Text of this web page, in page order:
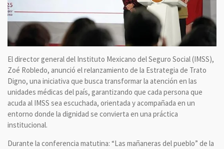
El director general del Instituto Mexicano del Seguro Social (IMSS),
Zoé Robledo, anunció el relanzamiento de la Estrategia de Trato
Digno, una iniciativa que busca transformar la atención en las
unidades médicas del país, garantizando que cada persona que
acuda al IMSS sea escuchada, orientada y acompañada en un
entorno donde la dignidad se convierta en una práctica
institucional.
Durante la conferencia matutina: “Las mañaneras del pueblo” de la